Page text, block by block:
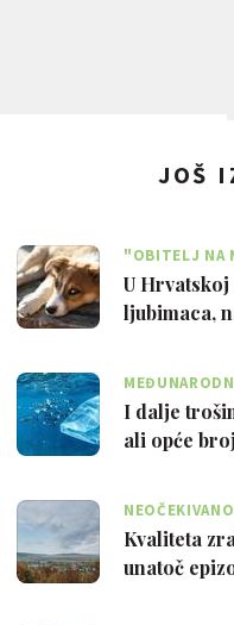
JOŠ
"OBITELJ NA
U
ljubimaca,
I dalje
ali opće
Kvaliteta
unatoč